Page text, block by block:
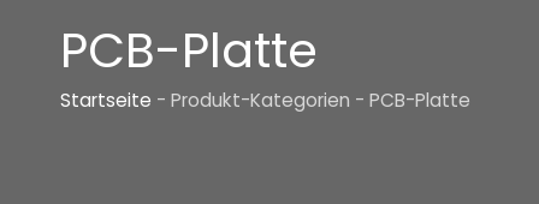
PCB-Platte
Startseite - Produkt-Kategorien - PCB-Platte